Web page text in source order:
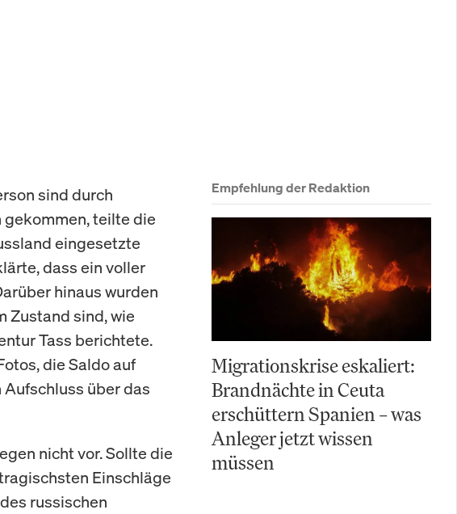
sind durch
gekommen, teilte die
eingesetzte
dass ein voller
hinaus wurden
Zustand sind, wie
Tass berichtete.
die Saldo auf
über das
nicht vor. Sollte die
Einschläge
russischen
Empfehlung der Redaktion
Migrationskrise eskaliert:
Brandnächte in Ceuta
erschüttern Spanien – was
Anleger jetzt wissen
müssen